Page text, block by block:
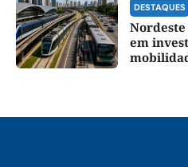
DESTAQUES
em